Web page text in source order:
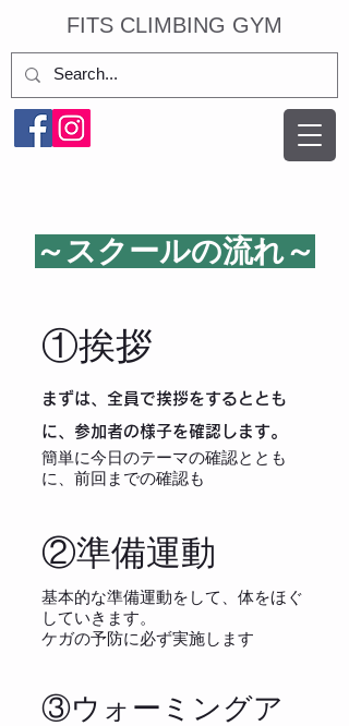
​FITS CLIMBING GYM
​～スクールの流れ～
​①挨拶
まずは、​全員で挨拶をするととも
に、参加者の様子を確認します。
​簡単に今日のテーマの確認ととも
に、前回までの確認も
​②準備運動
​基本的な準備運動をして、体をほぐ
していきます。
ケガの予防に必ず実施します
​③ウォーミングア